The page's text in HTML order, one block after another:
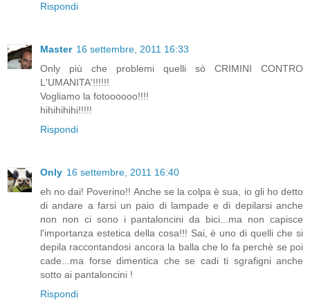
Rispondi
Master 16 settembre, 2011 16:33
Only più che problemi quelli sò CRIMINI CONTRO
L'UMANITA'!!!!!!
Vogliamo la fotoooooo!!!!
hihihihihi!!!!!
Rispondi
Only 16 settembre, 2011 16:40
eh no dai! Poverino!! Anche se la colpa è sua, io gli ho detto
di andare a farsi un paio di lampade e di depilarsi anche
non non ci sono i pantaloncini da bici...ma non capisce
l'importanza estetica della cosa!!! Sai, è uno di quelli che si
depila raccontandosi ancora la balla che lo fa perchè se poi
cade...ma forse dimentica che se cadi ti sgrafigni anche
sotto ai pantaloncini !
Rispondi